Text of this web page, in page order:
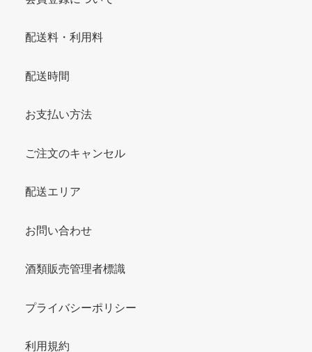
配送料・利用料
配送時間
お支払い方法
ご注文のキャンセル
配送エリア
お問い合わせ
酒類販売管理者標識
プライバシーポリシー
利用規約